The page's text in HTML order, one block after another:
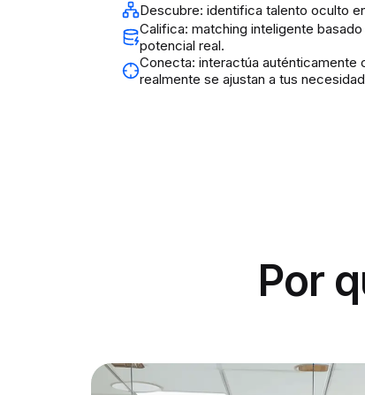
Descubre: identifica talento oculto
Califica: matching inteligente
potencial real.
Conecta: interactúa auténticamente
realmente se ajustan a tus
Por